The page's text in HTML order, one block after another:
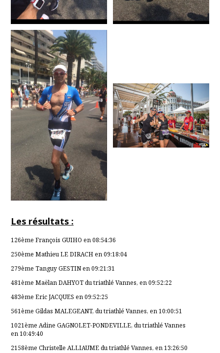
Les résultats :
126ème François GUIHO en 08:54:36
250ème Mathieu LE DIRACH en 09:18:04
279ème Tanguy GESTIN en 09:21:31
481ème Maëlan DAHYOT du triathlé Vannes, en 09:52:22
483ème Eric JACQUES en 09:52:25
561ème Gildas MALEGEANT, du triathlé Vannes, en 10:00:51
1021ème Adine GAGNOLET-PONDEVILLE, du triathlé Vannes
en 10:49:40
2158ème Christelle ALLIAUME du triathlé Vannes, en 13:26:50